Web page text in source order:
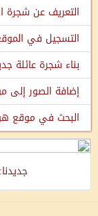
التعريف عن شجرة
التسجيل في
بناء شجرة عائلة
إضافة الصور إلى
البحث في موقع